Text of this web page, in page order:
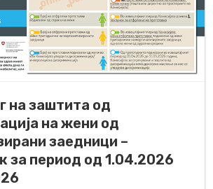
на заштита од
на жени од
заедници –
за период од 1.04.2026